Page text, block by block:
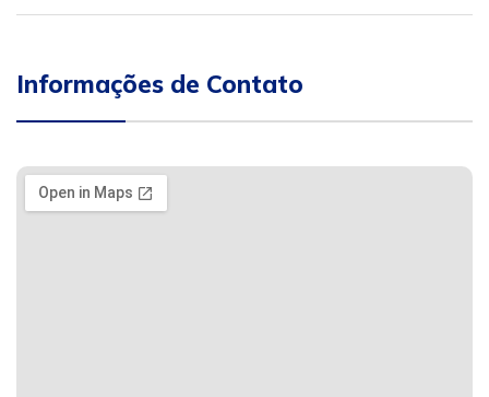
Informações de Contato